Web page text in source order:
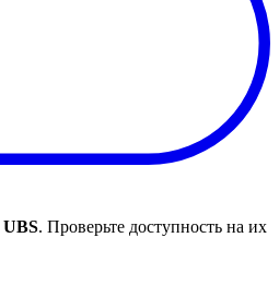
UBS. Проверьте доступность на их